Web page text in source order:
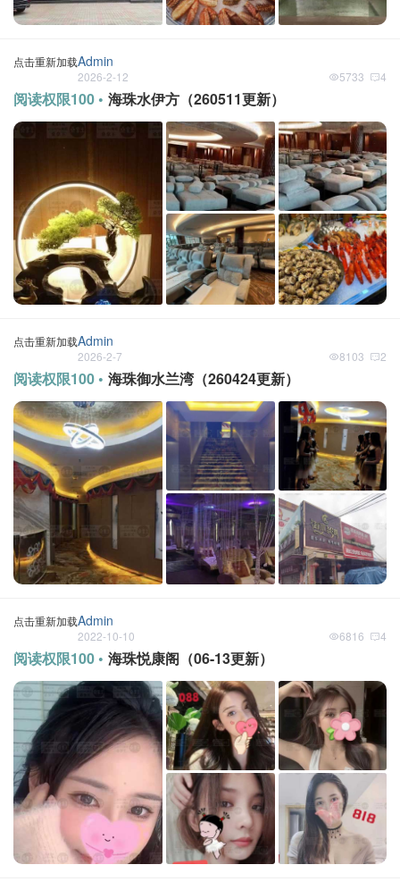
点击重新加载Admin
2026-2-12 4
5733
阅读权限100 • 海珠水伊方（260511更新）
点击重新加载Admin
2026-2-7 2
8103
阅读权限100 • 海珠御水兰湾（260424更新）
点击重新加载Admin
2022-10-10 4
6816
阅读权限100 • 海珠悦康阁（06-13更新）